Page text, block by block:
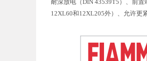
耐深放电（DIN 43539T5）、前
12XL60和12XL205外）、允许更